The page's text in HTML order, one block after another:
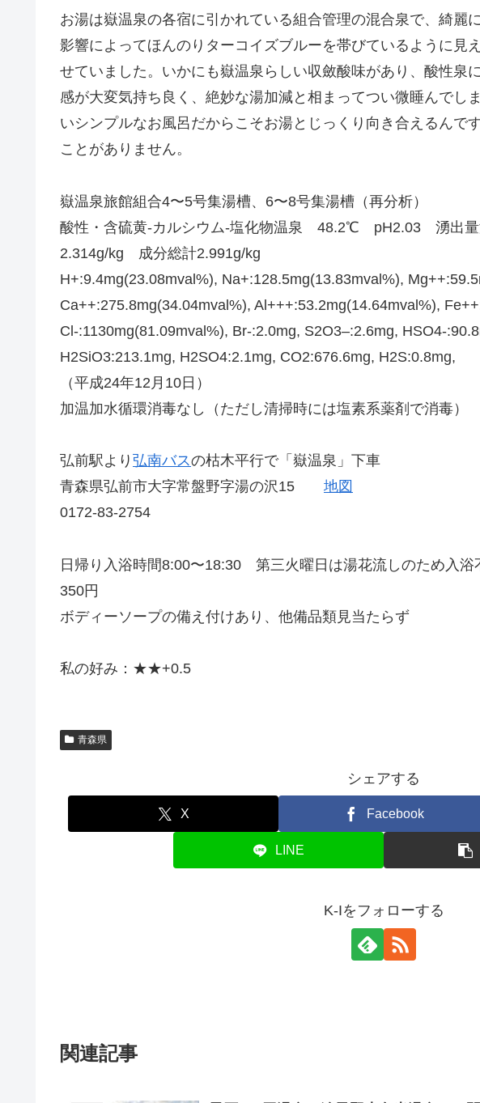
お湯は嶽温泉の各宿に引かれている組合管理の混合泉で、綺麗
影響によってほんのりターコイズブルーを帯びているように見
せていました。いかにも嶽温泉らしい収斂酸味があり、酸性泉
感が大変気持ち良く、絶妙な湯加減と相まってつい微睡んでし
いシンプルなお風呂だからこそお湯とじっくり向き合えるんで
ことがありません。
嶽温泉旅館組合4〜5号集湯槽、6〜8号集湯槽（再分析）
酸性・含硫黄-カルシウム-塩化物温泉 48.2℃ pH2.03 湧出
2.314g/kg 成分総計2.991g/kg
H+:9.4mg(23.08mval%), Na+:128.5mg(13.83mval%),
Ca++:275.8mg(34.04mval%), Al+++:53.2mg(14.64mval%),
Cl-:1130mg(81.09mval%), Br-:2.0mg, S2O3–:2.6mg, HSO4-
H2SiO3:213.1mg, H2SO4:2.1mg, CO2:676.6mg, H2S:0.8mg,
（平成24年12月10日）
加温加水循環消毒なし（ただし清掃時には塩素系薬剤で消毒）
弘前駅より 弘南バスの枯木平行で「嶽温泉」下車
青森県弘前市大字常盤野字湯の沢15 地図
0172-83-2754
日帰り入浴時間8:00〜18:30 第三火曜日は湯花流しのため入浴
350円
ボディーソープの備え付けあり、他備品類見当たらず
私の好み：★★+0.5
青森県
シェアする
X Facebook
LINE
K-Iをフォローする
関連記事